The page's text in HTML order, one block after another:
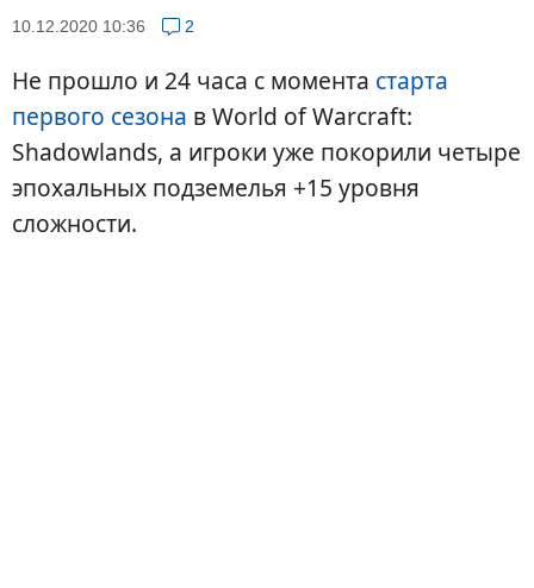
10.12.2020 10:36 2
Не прошло и 24 часа с момента старта
первого сезона в World of Warcraft:
Shadowlands, а игроки уже покорили четыре
эпохальных подземелья +15 уровня
сложности.